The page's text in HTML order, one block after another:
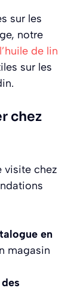
sur les
notre
de lin
sur les
chez
visite chez
en
magasin